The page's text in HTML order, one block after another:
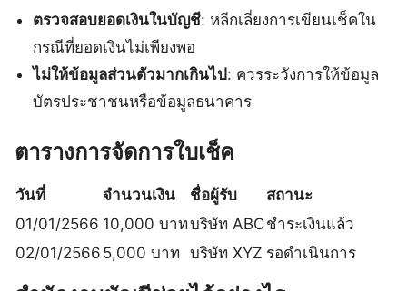
ตรวจสอบยอดเงินในบัญชี: หลีกเลี่ยงการเขียนเช็คใน
กรณีที่ยอดเงินไม่เพียงพอ
ไม่ให้ข้อมูลส่วนตัวมากเกินไป: ควรระวังการให้ข้อมูล
บัตรประชาชนหรือข้อมูลธนาคาร
ตารางการจัดการใบเช็ค
วันที่ จำนวนเงิน ชื่อผู้รับ
สถานะ
01/01/2566 10,000 บาทบริษัท ABCชำระเงินแล้ว
02/01/2566 5,000 บาท บริษัท XYZ รอดำเนินการ